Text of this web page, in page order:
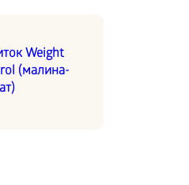
Weight
(малина-